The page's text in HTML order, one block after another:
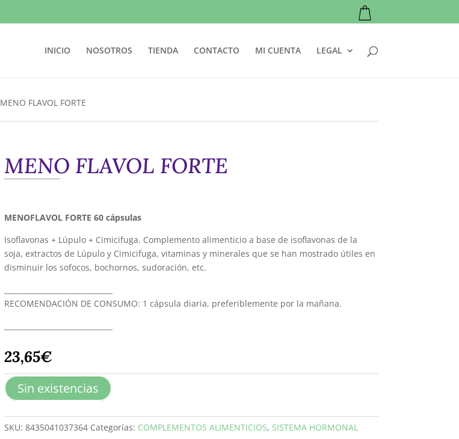
INICIO NOSOTROS TIENDA CONTACTO MI CUENTA LEGAL
MENO FLAVOL FORTE
MENO FLAVOL FORTE
MENOFLAVOL FORTE 60 cápsulas
Isoflavonas + Lúpulo + Cimicifuga. Complemento alimenticio a base de isoflavonas de la
soja, extractos de Lúpulo y Cimicifuga, vitaminas y minerales que se han mostrado útiles en
disminuir los sofocos, bochornos, sudoración, etc.
RECOMENDACIÓN DE CONSUMO: 1 cápsula diaria, preferiblemente por la mañana.
23,65€
Sin existencias
SKU: 8435041037364 Categorías: COMPLEMENTOS ALIMENTICIOS, SISTEMA HORMONAL